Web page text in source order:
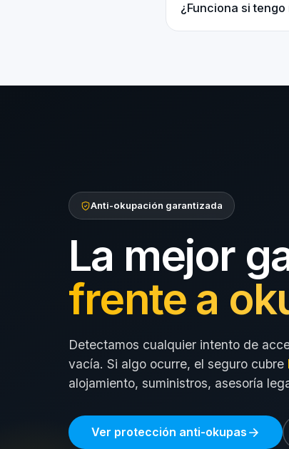
¿Funciona si
Anti-okupación garantizada
La mejor
frente a
Detectamos cualquier intento de
vacía. Si algo ocurre, el seguro cubre
alojamiento, suministros, asesoría
Ver protección anti-okupas